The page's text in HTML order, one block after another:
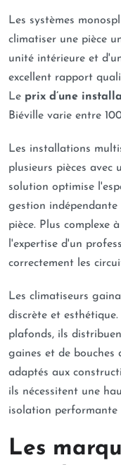
Les systèmes
climatiser une pièce
unité intérieure et
excellent rapport
Le prix d’une
Biéville varie entre
Les installations
plusieurs pièces avec
solution optimise
gestion
pièce. Plus complexe
l'expertise d'un
correctement les
Les climatiseurs
discrète et
plafonds, ils
gaines et de bouches
adaptés aux
ils nécessitent une
isolation performante
Les